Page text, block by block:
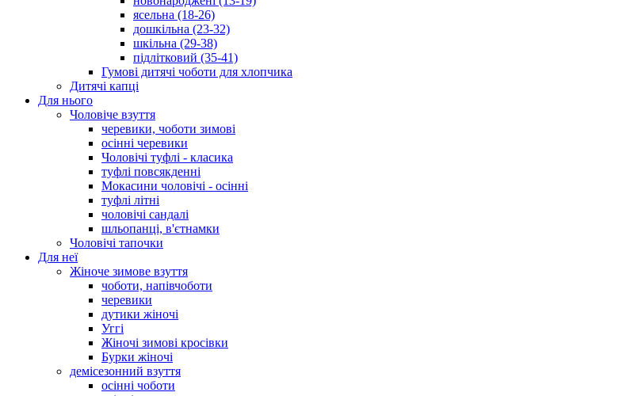
ясельна (18-26)
дошкільна (23-32)
шкільна (29-38)
підлітковий (35-41)
Гумові дитячі чоботи для хлопчика
Дитячі капці
Для нього
Чоловіче взуття
черевики, чоботи зимові
осінні черевики
Чоловічі туфлі - класика
туфлі повсякденні
Мокасини чоловічі - осінні
туфлі літні
чоловічі сандалі
шльопанці, в'єтнамки
Чоловічі тапочки
Для неї
Жіноче зимове взуття
чоботи, напівчоботи
черевики
дутики жіночі
Уггі
Жіночі зимові кросівки
Бурки жіночі
демісезонний взуття
осінні чоботи